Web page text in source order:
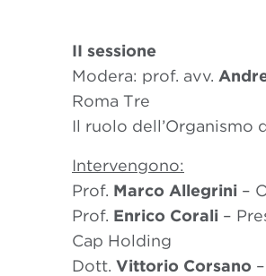
II sessione
Modera: prof. avv.
Roma Tre
Il ruolo dell’Organismo
Intervengono:
Prof. Marco Allegrini –
Prof. Enrico Corali –
Cap Holding
Dott. Vittorio Corsano